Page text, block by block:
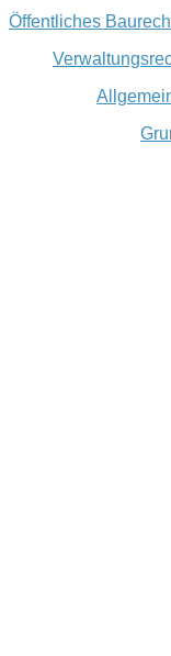
Öffentliches